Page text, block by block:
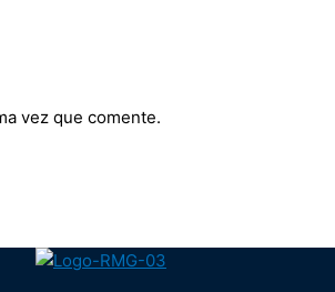
vez que comente.